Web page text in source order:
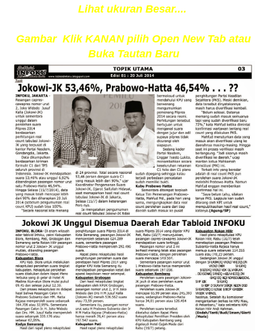
Lihat ukuran Besar....
Gambar Klik KANAN pilih Open New Tab atau
Buka Tautan Baru